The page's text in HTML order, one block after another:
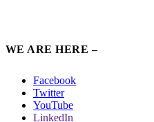
WE ARE HERE –
Facebook
Twitter
YouTube
LinkedIn